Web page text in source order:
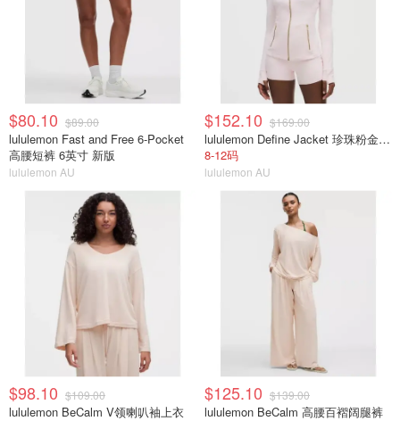
$80.10 $89.00
lululemon Fast and Free 6-Pocket
高腰短裤 6英寸 新版
lululemon AU
$152.10 $169.00
lululemon Define Jacket 珍珠粉金拉链
8-12码
lululemon AU
$98.10 $109.00
lululemon BeCalm V领喇叭袖上衣
$125.10 $139.00
lululemon BeCalm 高腰百褶阔腿裤